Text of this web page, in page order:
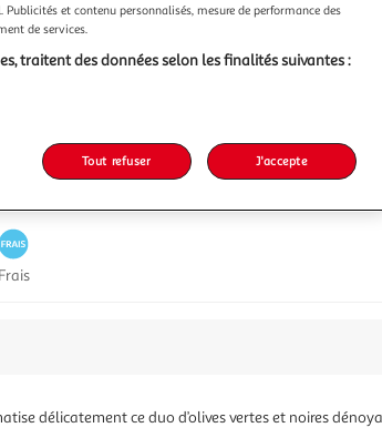
Frais
délicatement ce duo d’olives vertes et noires
et contenu personnalisés, mesure de performance des
de services.
traitent des données selon les finalités suivantes :
Tout refuser J'accepte